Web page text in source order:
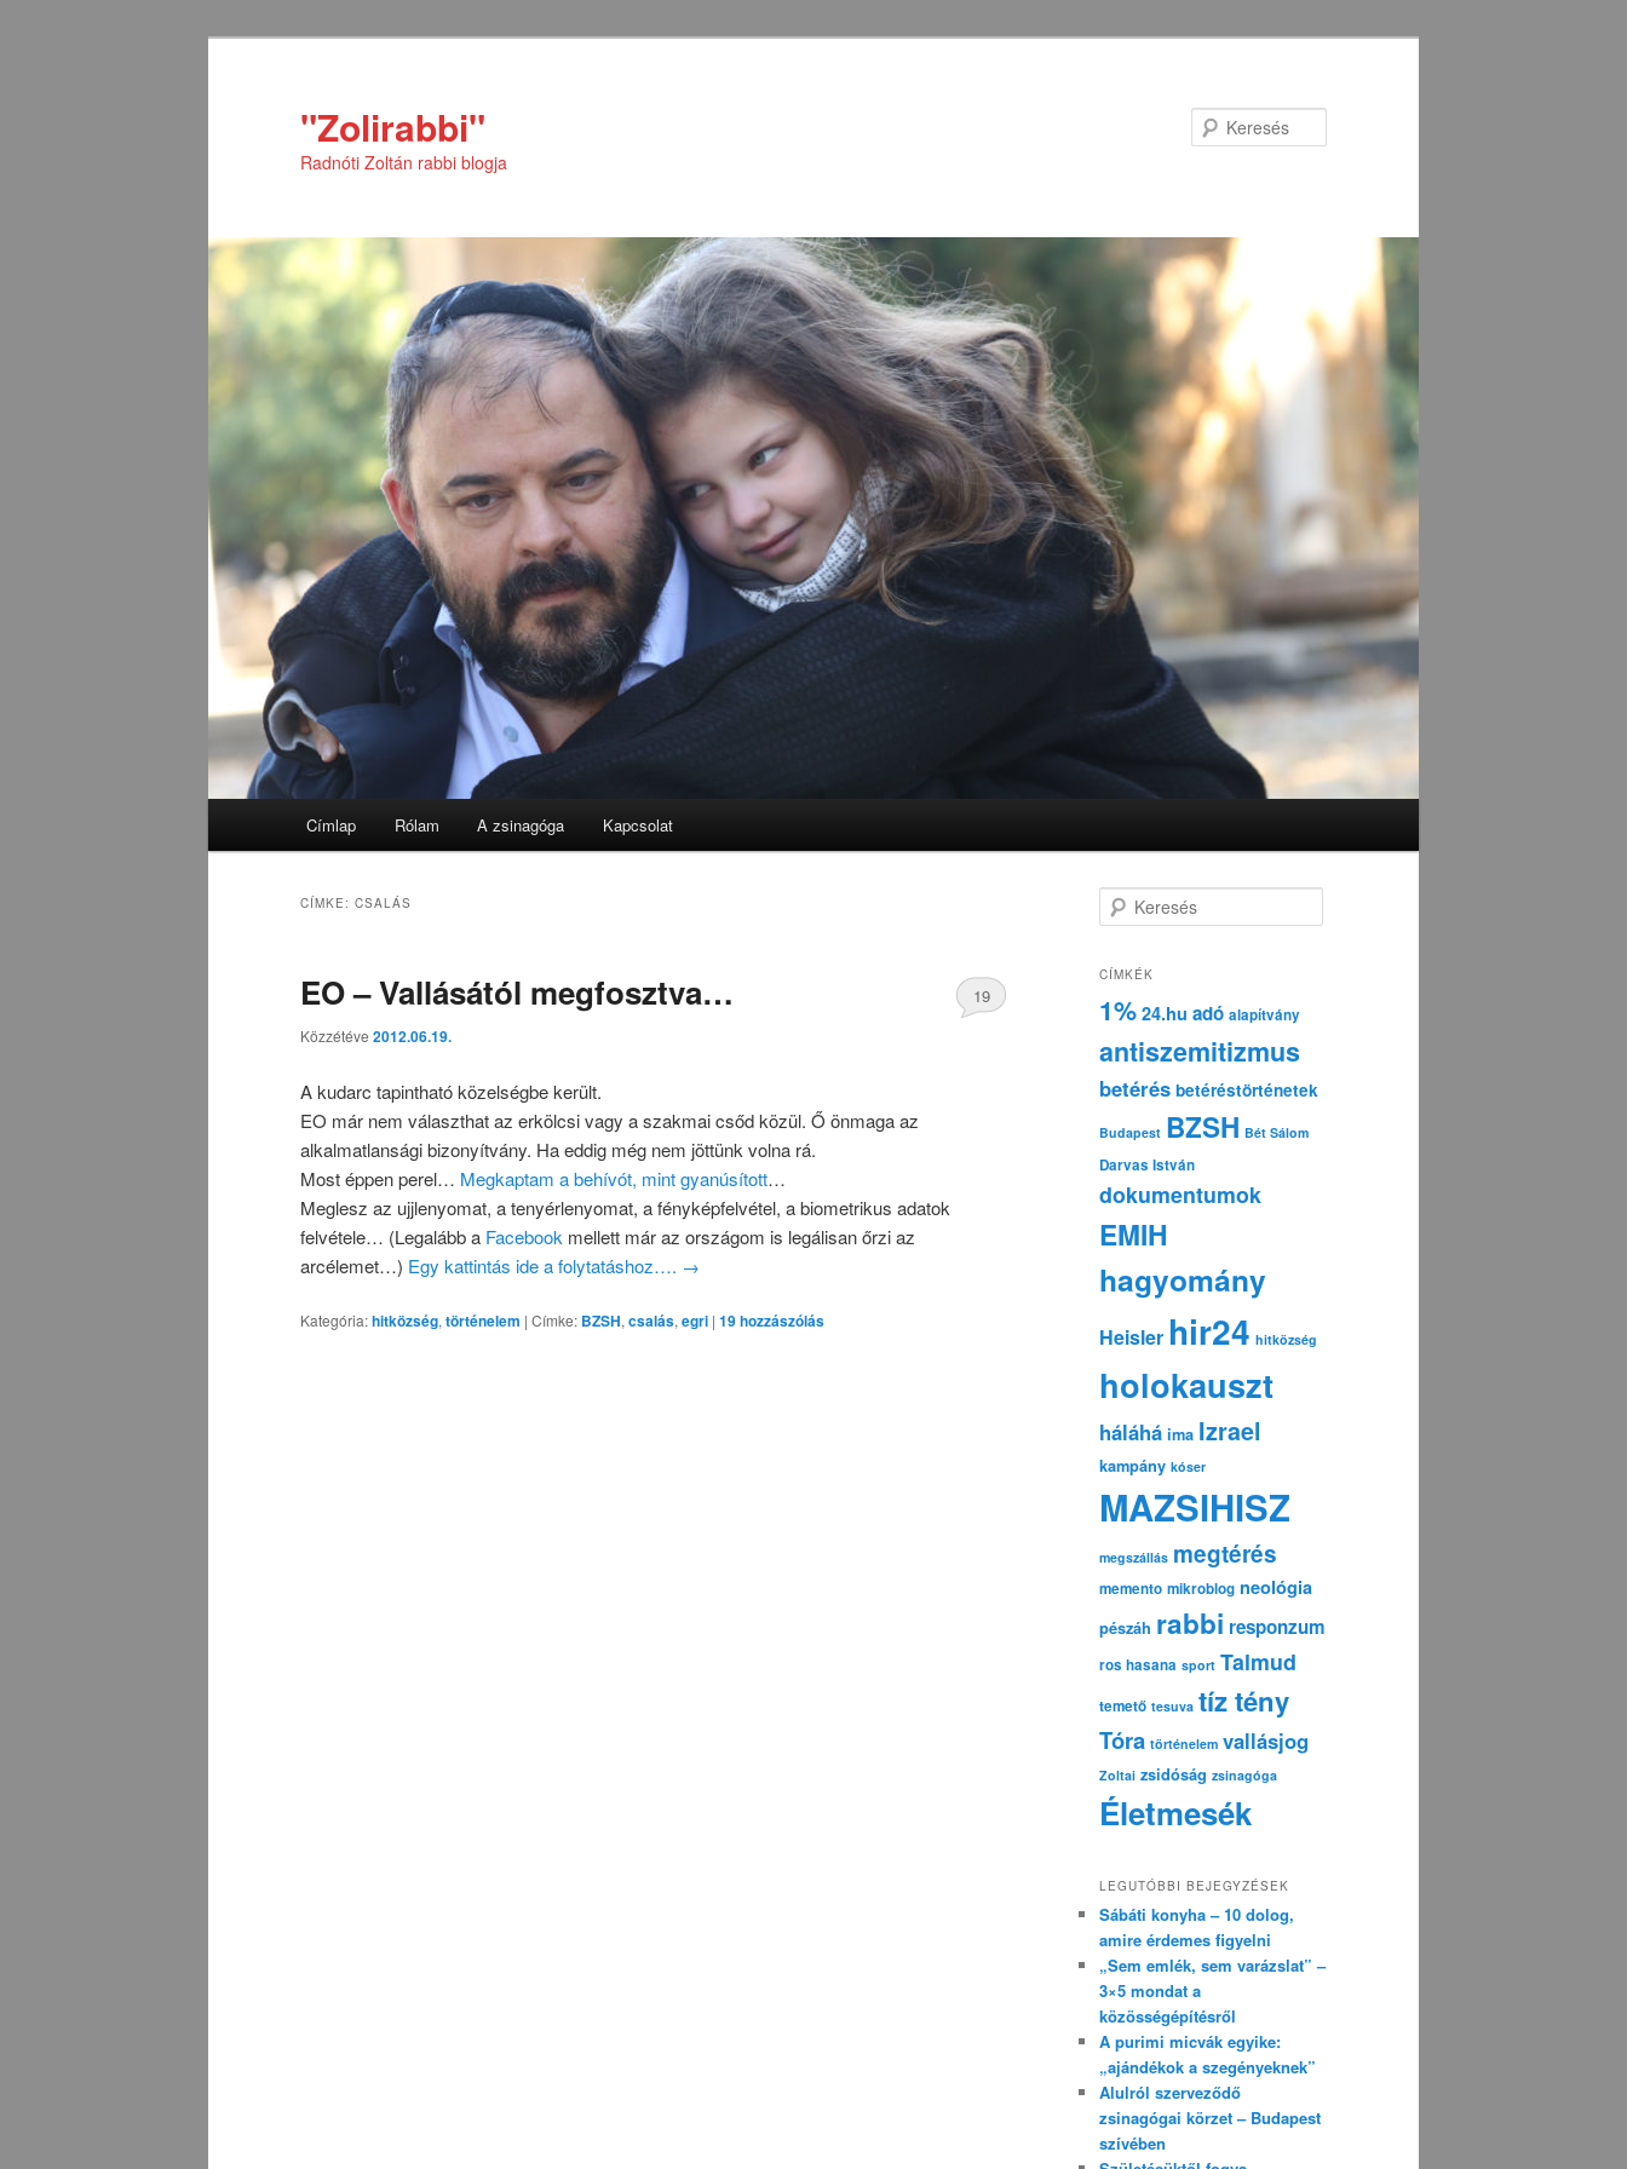
"Zolirabbi"
Radnóti Zoltán rabbi blogja
Címlap Rólam A zsinagóga Kapcsolat
CÍMKE: CSALÁS
EO – Vallásától megfosztva…
Közzétéve 2012.06.19.
19
A kudarc tapintható közelségbe került.
EO már nem választhat az erkölcsi vagy a szakmai csőd közül. Ő önmaga az
alkalmatlansági bizonyítvány. Ha eddig még nem jöttünk volna rá.
Most éppen perel… Megkaptam a behívót, mint gyanúsított…
Meglesz az ujjlenyomat, a tenyérlenyomat, a fényképfelvétel, a biometrikus adatok
felvétele… (Legalább a Facebook mellett már az országom is legálisan őrzi az
arcélemet…) Egy kattintás ide a folytatáshoz…. →
Kategória:hitközség, történelem | Címke: BZSH, csalás, egri | 19hozzászólás
e
e
é
CÍMKÉK
1% 24.hu adó alapítvány
antiszemitizmus
betérés betéréstörténetek
Budapest BZSH Bét Sálom
Darvas István
dokumentumok
EMIH
hagyomány
Heisler hir24 hitközség
holokauszt
háláhá ima Izrael
kampány kóser
MAZSIHISZ
megszállás megtérés
memento mikroblog neológia
pészáh rabbi responzum
ros hasana sport Talmud
temető tesuva tíz tény
Tóra történelem vallásjog
Zoltai zsidóság zsinagóga
Életmesék
LEGUTÓBBI BEJEGYZÉSEK
Sábáti konyha – 10 dolog,
amire érdemes figyelni
„Sem emlék, sem varázslat” –
3×5 mondat a
közösségépítésről
A purimi micvák egyike:
„ajándékok a szegényeknek”
Alulról szerveződő
zsinagógai körzet – Budapest
szívében